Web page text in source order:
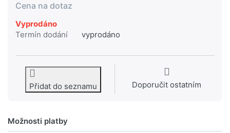
Cena na dotaz
Vyprodáno
Termín dodání
vyprodáno
Přidat do seznamu Doporučit ostatním
Možnosti platby